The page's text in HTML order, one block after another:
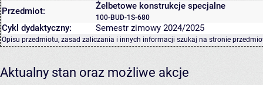
Przedmiot: Żelbetowe konstrukcje specjalne
100-BUD-1S-680
Cykl dydaktyczny: Semestr zimowy 2024/2025
Opisu przedmiotu, zasad zaliczania i innych informacji szukaj na stronie
Aktualny stan oraz możliwe akcje